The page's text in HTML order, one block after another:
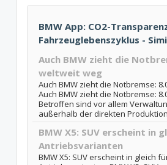
BMW App: CO2-
Fahrzeuglebenszyklus -
Auch BMW zieht die
weltweit weg
Auch BMW zieht die Notbremse:
Auch BMW zieht die Notbremse:
Betroffen sind vor allem
außerhalb der direkten
BMW X5: SUV erscheint in
Antriebsvarianten
BMW X5: SUV erscheint in gleich